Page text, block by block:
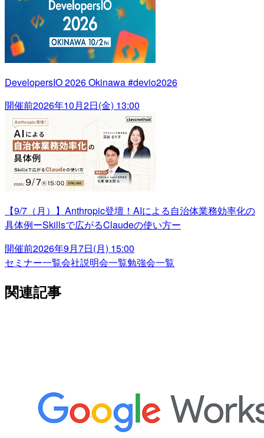
DevelopersIO 2026 Okinawa #devio2026
開催前2026年10月2日(金) 13:00
【9/7（月）】Anthropic登壇！AIによる自治体業務効率化の
具体例ーSkillsで広がるClaudeの使い方ー
開催前2026年9月7日(月) 15:00
セミナー一覧会社説明会一覧勉強会一覧
関連記事